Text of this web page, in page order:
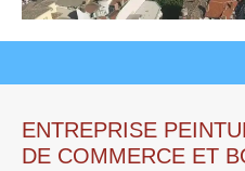
ENTREPRISE
DE COMMERCE ET